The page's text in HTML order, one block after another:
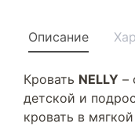
Описание
Кровать NELLY –
детской и
кровать в